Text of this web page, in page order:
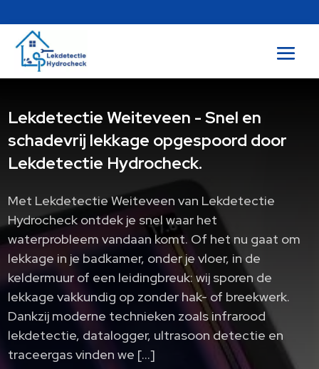
Lekdetectie Weiteveen - Snel en
schadevrij lekkage opgespoord door
Lekdetectie Hydrocheck.
Met Lekdetectie Weiteveen van Lekdetectie
Hydrocheck ontdek je snel waar het
waterprobleem vandaan komt. Of het nu gaat om
lekkage in je badkamer, onder je vloer, in de
keldermuur of een leidingbreuk: wij sporen de
lekkage vakkundig op zonder hak- of breekwerk.
Dankzij moderne technieken zoals infrarood
lekdetectie, datalogger, ultrasoon detectie en
traceergas vinden we […]